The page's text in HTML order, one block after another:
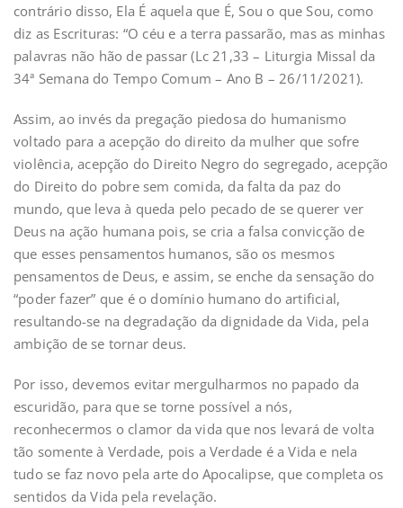
contrário disso, Ela É aquela que É, Sou o que Sou, como
diz as Escrituras: “O céu e a terra passarão, mas as minhas
palavras não hão de passar (Lc 21,33 – Liturgia Missal da
34ª Semana do Tempo Comum – Ano B – 26/11/2021).
Assim, ao invés da pregação piedosa do humanismo
voltado para a acepção do direito da mulher que sofre
violência, acepção do Direito Negro do segregado, acepção
do Direito do pobre sem comida, da falta da paz do
mundo, que leva à queda pelo pecado de se querer ver
Deus na ação humana pois, se cria a falsa convicção de
que esses pensamentos humanos, são os mesmos
pensamentos de Deus, e assim, se enche da sensação do
“poder fazer” que é o domínio humano do artificial,
resultando-se na degradação da dignidade da Vida, pela
ambição de se tornar deus.
Por isso, devemos evitar mergulharmos no papado da
escuridão, para que se torne possível a nós,
reconhecermos o clamor da vida que nos levará de volta
tão somente à Verdade, pois a Verdade é a Vida e nela
tudo se faz novo pela arte do Apocalipse, que completa os
sentidos da Vida pela revelação.